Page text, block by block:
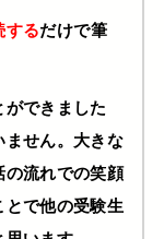
するだけで筆
できました
せん。大きな
流れでの笑顔
で他の受験生